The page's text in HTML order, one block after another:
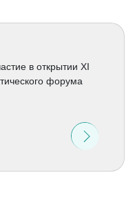
в открытии XI
форума